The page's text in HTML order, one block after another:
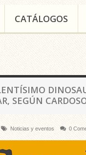
CATÁLOGOS
SEGÚN
Noticias y eventos 0